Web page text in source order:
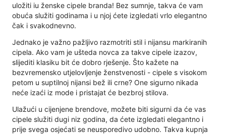
uložiti iu ženske cipele branda! Bez sumnje, takva će vam
obuća služiti godinama i u njoj ćete izgledati vrlo elegantno
čak i svakodnevno.
Jednako je važno pažljivo razmotriti stil i nijansu markiranih
cipela. Ako vam je ušteda novca za takve cipele izazov,
slijediti klasiku bit će dobro rješenje. Što kažete na
bezvremensko utjelovljenje ženstvenosti - cipele s visokom
petom u suptilnoj nijansi bež ili crne? One sigurno nikada
neće izaći iz mode i pristajat će bezbroj stilova.
Ulažući u cijenjene brendove, možete biti sigurni da će vas
cipele služiti dugi niz godina, da ćete izgledati elegantno i
prije svega osjećati se neusporedivo udobno. Takva kupnja